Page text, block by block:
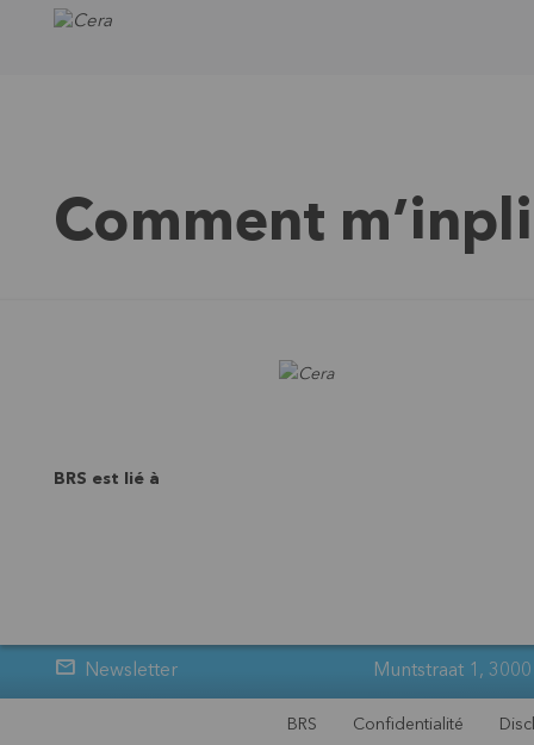
Comment
BRS est lié à
Newsletter Muntstraat 1,
BRS Confidentialité